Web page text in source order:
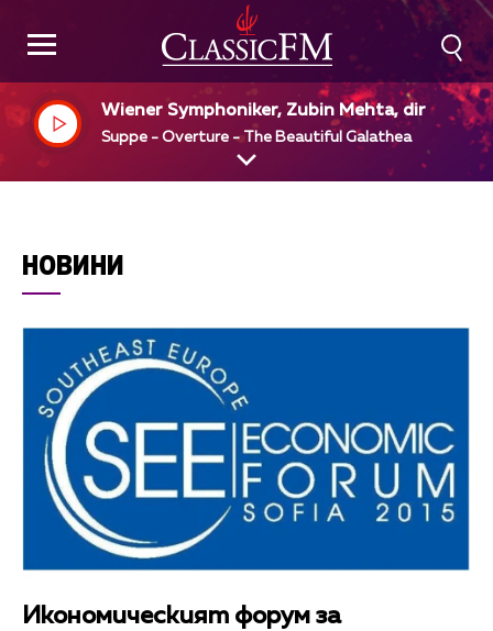
Wiener Symphoniker, Zubin Mehta, dir
Suppe - Overture - The Beautiful Galathea
НОВИНИ
Икономическият форум за